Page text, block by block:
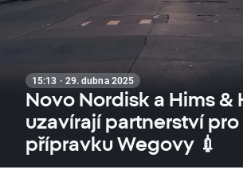
15:13 · 29. dubna 2025
Novo Nordisk a Hims &
uzavírají partnerství
přípravku Wegovy 💉